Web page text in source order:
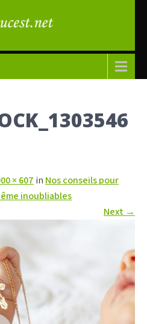
× 607 in Nos conseils pour
inoubliables
Next →